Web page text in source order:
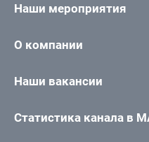
Наши мероприятия
О компании
Наши вакансии
Статистика канала в